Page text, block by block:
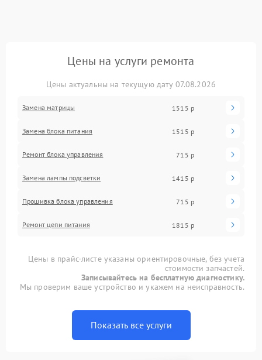
Цены на услуги ремонта
Цены актуальны на текущую дату 07.08.2026
Замена матрицы 1515 р
Замена блока питания 1515 р
Ремонт блока управления 715 р
Замена лампы подсветки 1415 р
Прошивка блока управления 715 р
Ремонт цепи питания 1815 р
Цены в прайс-листе указаны ориентировочные, без учета
стоимости запчастей.
Записывайтесь на бесплатную диагностику.
Мы проверим ваше устройство и укажем на неисправность.
Показать все услуги